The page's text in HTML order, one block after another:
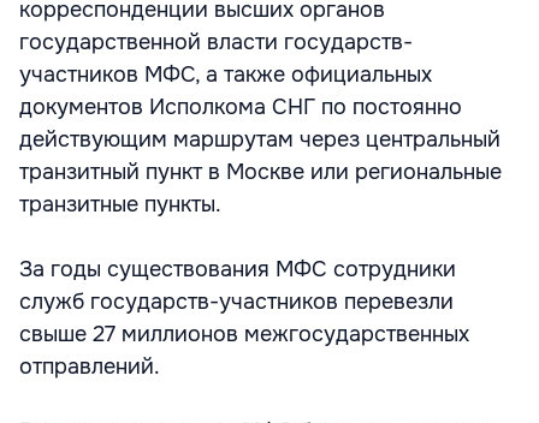
корреспонденции высших органов
государственной власти государств-
участников МФС, а также официальных
документов Исполкома СНГ по постоянно
действующим маршрутам через центральный
транзитный пункт в Москве или региональные
транзитные пункты.
За годы существования МФС сотрудники
служб государств-участников перевезли
свыше 27 миллионов межгосударственных
отправлений.